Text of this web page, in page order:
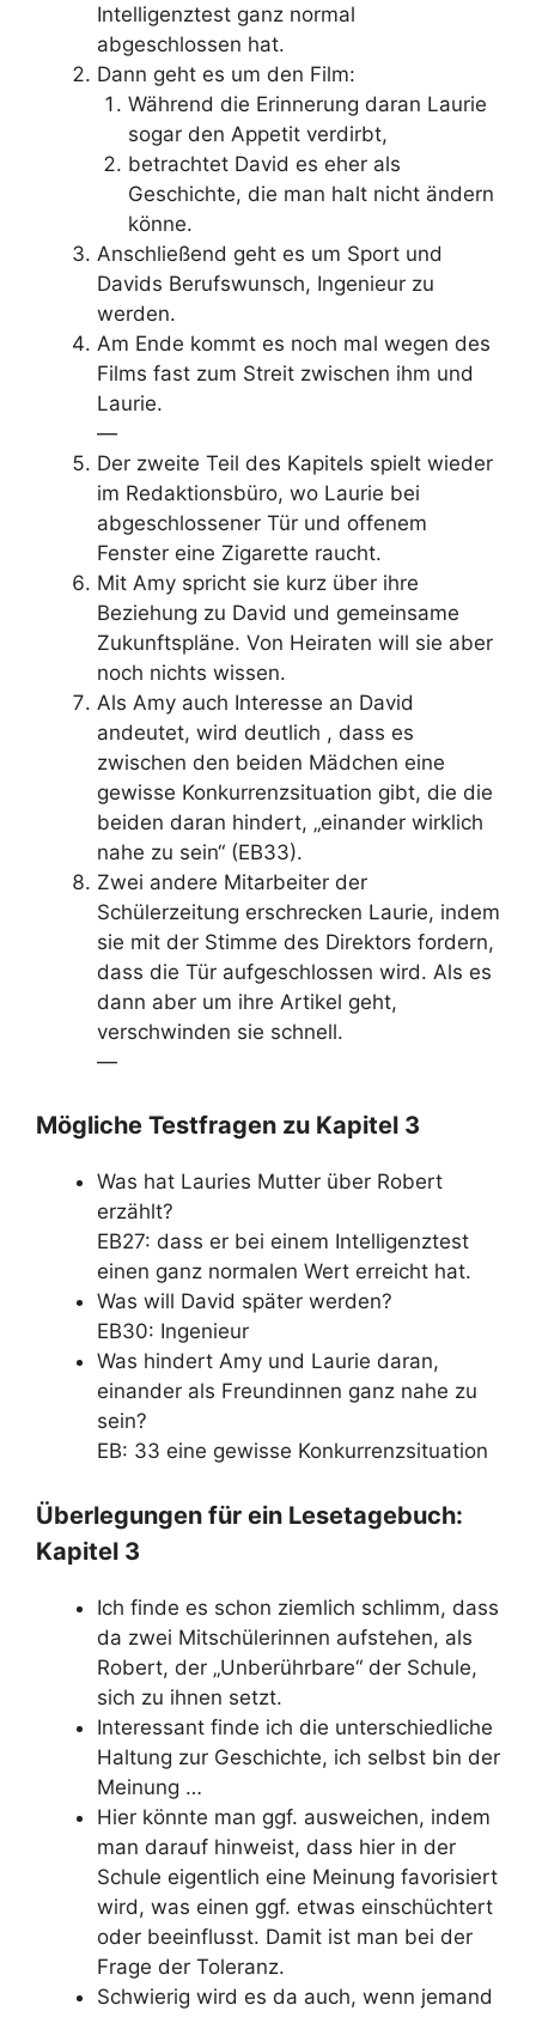
Intelligenztest ganz normal
abgeschlossen hat.
Dann geht es um den Film:
Während die Erinnerung daran Laurie
sogar den Appetit verdirbt,
betrachtet David es eher als
Geschichte, die man halt nicht ändern
könne.
Anschließend geht es um Sport und
Davids Berufswunsch, Ingenieur zu
werden.
Am Ende kommt es noch mal wegen des
Films fast zum Streit zwischen ihm und
Laurie.
—
Der zweite Teil des Kapitels spielt wieder
im Redaktionsbüro, wo Laurie bei
abgeschlossener Tür und offenem
Fenster eine Zigarette raucht.
Mit Amy spricht sie kurz über ihre
Beziehung zu David und gemeinsame
Zukunftspläne. Von Heiraten will sie aber
noch nichts wissen.
Als Amy auch Interesse an David
andeutet, wird deutlich , dass es
zwischen den beiden Mädchen eine
gewisse Konkurrenzsituation gibt, die die
beiden daran hindert, „einander wirklich
nahe zu sein“ (EB33).
Zwei andere Mitarbeiter der
Schülerzeitung erschrecken Laurie, indem
sie mit der Stimme des Direktors fordern,
dass die Tür aufgeschlossen wird. Als es
dann aber um ihre Artikel geht,
verschwinden sie schnell.
—
Mögliche Testfragen zu Kapitel 3
Was hat Lauries Mutter über Robert
erzählt?
EB27: dass er bei einem Intelligenztest
einen ganz normalen Wert erreicht hat.
Was will David später werden?
EB30: Ingenieur
Was hindert Amy und Laurie daran,
einander als Freundinnen ganz nahe zu
sein?
EB: 33 eine gewisse Konkurrenzsituation
Überlegungen für ein Lesetagebuch:
Kapitel 3
Ich finde es schon ziemlich schlimm, dass
da zwei Mitschülerinnen aufstehen, als
Robert, der „Unberührbare“ der Schule,
sich zu ihnen setzt.
Interessant finde ich die unterschiedliche
Haltung zur Geschichte, ich selbst bin der
Meinung …
Hier könnte man ggf. ausweichen, indem
man darauf hinweist, dass hier in der
Schule eigentlich eine Meinung favorisiert
wird, was einen ggf. etwas einschüchtert
oder beeinflusst. Damit ist man bei der
Frage der Toleranz.
Schwierig wird es da auch, wenn jemand